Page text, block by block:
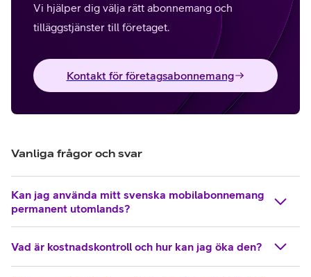
Vi hjälper dig välja rätt abonnemang och
tilläggstjänster till företaget.
Kontakt för företagsabonnemang
Vanliga frågor och svar
Kan jag använda mitt svenska mobilabonnemang
permanent utomlands?
Vad är kostnadskontroll och hur kan jag öka den?